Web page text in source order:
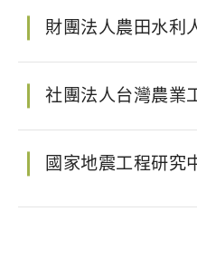
財團法人農田水利
社團法人台灣農業
國家地震工程研究